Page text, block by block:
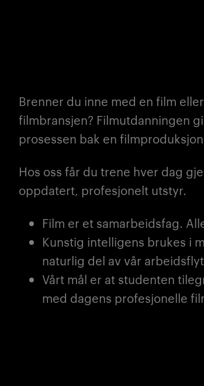
Brenner du inne med en film
filmbransjen? Filmutdanningen
prosessen bak en
Hos oss får du trene hver dag
oppdatert, profesjonelt utstyr.
Film er et samarbeidsfag.
Kunstig intelligens brukes i
naturlig del av vår
Vårt mål er at studenten
med dagens profesjonelle